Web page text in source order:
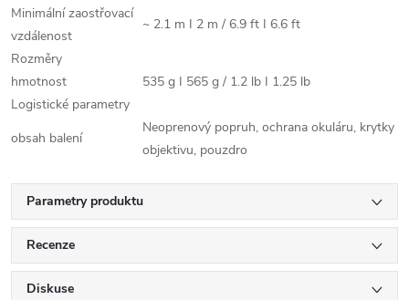
Minimální zaostřovací
vzdálenost
~ 2.1 m I 2 m / 6.9 ft I 6.6 ft
Rozměry
hmotnost
535 g I 565 g / 1.2 lb I 1.25 lb
Logistické parametry
obsah balení
Neoprenový popruh, ochrana okuláru, krytky
objektivu, pouzdro
Parametry produktu
Recenze
Diskuse